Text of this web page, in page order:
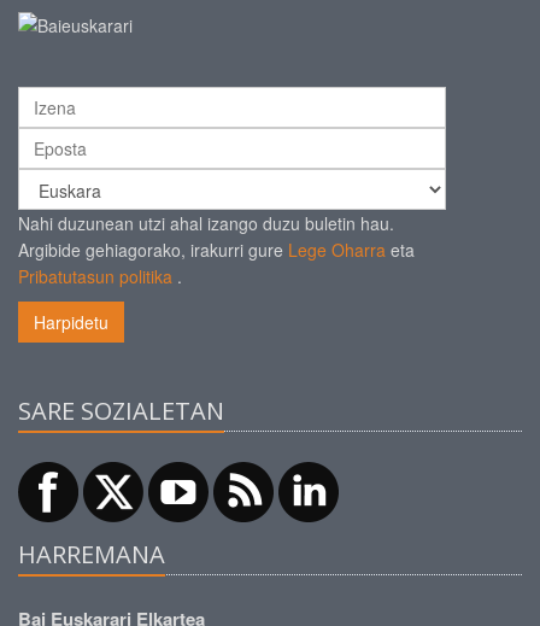
Nahi duzunean utzi ahal izango duzu buletin hau.
Argibide gehiagorako, irakurri gure Lege Oharra eta
Pribatutasun politika .
Harpidetu
SARE SOZIALETAN
HARREMANA
Bai Euskarari Elkartea